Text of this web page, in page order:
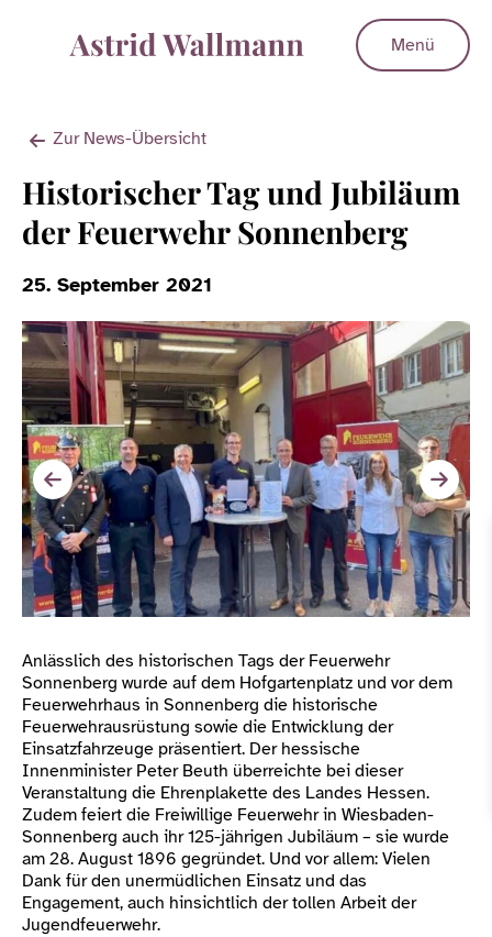
Menü
Zur News-Übersicht
Historischer Tag und Jubiläum
der Feuerwehr Sonnenberg
25. September 2021
Anlässlich des historischen Tags der Feuerwehr
Sonnenberg wurde auf dem Hofgartenplatz und vor dem
Feuerwehrhaus in Sonnenberg die historische
Feuerwehrausrüstung sowie die Entwicklung der
Einsatzfahrzeuge präsentiert. Der hessische
Innenminister Peter Beuth überreichte bei dieser
Veranstaltung die Ehrenplakette des Landes Hessen.
Zudem feiert die Freiwillige Feuerwehr in Wiesbaden-
Sonnenberg auch ihr 125-jährigen Jubiläum – sie wurde
am 28. August 1896 gegründet. Und vor allem: Vielen
Dank für den unermüdlichen Einsatz und das
Engagement, auch hinsichtlich der tollen Arbeit der
Jugendfeuerwehr.